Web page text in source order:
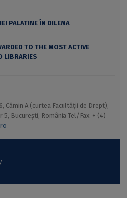
PALATINE ÎN DILEMA
TO THE MOST ACTIVE
LIBRARIES
Cămin A (curtea Facultății de Drept),
5, București, România Tel/Fax: + (4)